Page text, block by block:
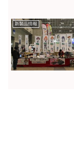
新製品情報